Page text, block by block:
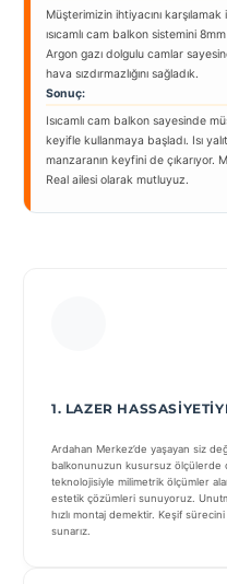
Müşterimizin ihtiyacını
ısıcamlı cam balkon sistemini
Argon gazı dolgulu camlar
hava sızdırmazlığını sağladık.
Sonuç:
Isıcamlı cam balkon sayesinde
keyifle kullanmaya başladı. Isı
manzaranın keyfini de çıkarıyor.
Real ailesi olarak mutluyuz.
1. LAZER
Ardahan Merkez’de yaşayan siz
balkonunuzun kusursuz ölçülerde
teknolojisiyle milimetrik ölçümler
estetik çözümleri sunuyoruz.
hızlı montaj demektir. Keşif
sunarız.